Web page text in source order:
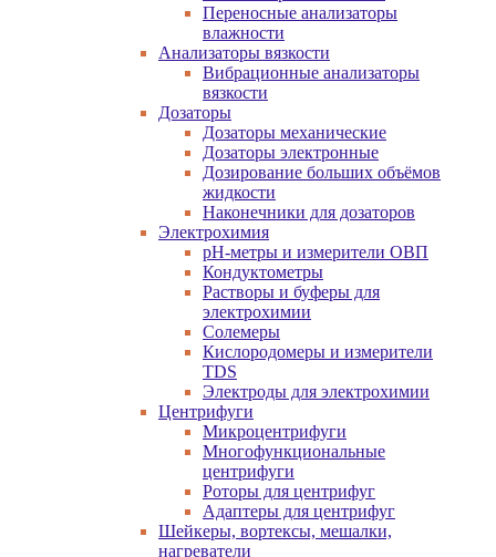
Переносные анализаторы
влажности
Анализаторы вязкости
Вибрационные анализаторы
вязкости
Дозаторы
Дозаторы механические
Дозаторы электронные
Дозирование больших объёмов
жидкости
Наконечники для дозаторов
Электрохимия
pH-метры и измерители ОВП
Кондуктометры
Растворы и буферы для
электрохимии
Солемеры
Кислородомеры и измерители
TDS
Электроды для электрохимии
Центрифуги
Микроцентрифуги
Многофункциональные
центрифуги
Роторы для центрифуг
Адаптеры для центрифуг
Шейкеры, вортексы, мешалки,
нагреватели